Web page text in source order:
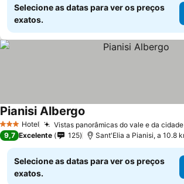
Selecione as datas para ver os preços
exatos.
3 EstrelasHotel Vistas panorâmicas do vale e da cidade
Pianisi Albergo
9,7 Excelente 125
Selecione as datas para ver os preços
exatos.